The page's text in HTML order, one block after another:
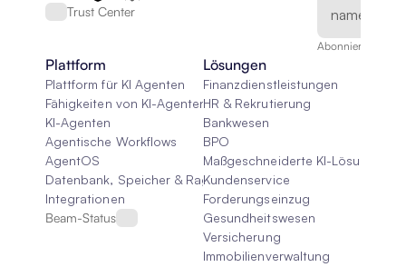
Trust Center
Abonnieren Sie
Plattform
Plattform für KI Agenten
Fähigkeiten von KI-Agenten
KI-Agenten
Agentische Workflows
AgentOS
Datenbank, Speicher & Rag
Integrationen
Beam-Status
Lösungen
Finanzdienstleistungen
HR & Rekrutierung
Bankwesen
BPO
Maßgeschneiderte KI-Lösungen
Kundenservice
Forderungseinzug
Gesundheitswesen
Versicherung
Immobilienverwaltung